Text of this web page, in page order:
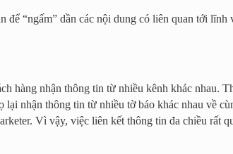
“ngấm” dần các nội dung có liên quan tới lĩnh
hàng nhận thông tin từ nhiều kênh khác nhau.
nhận thông tin từ nhiều tờ báo khác nhau về
Vì vậy, việc liên kết thông tin đa chiều rất